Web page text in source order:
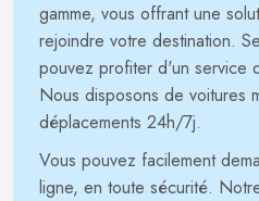
gamme, vous offrant une
rejoindre votre destination.
pouvez profiter d'un service
Nous disposons de voitures
déplacements 24h/7j.
Vous pouvez facilement
ligne, en toute sécurité.